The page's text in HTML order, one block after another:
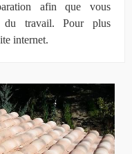
afin que vous
du travail. Pour plus
internet.